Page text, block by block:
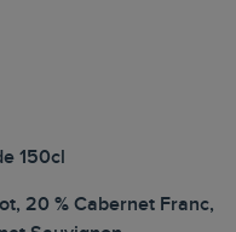
150cl
20 % Cabernet Franc,